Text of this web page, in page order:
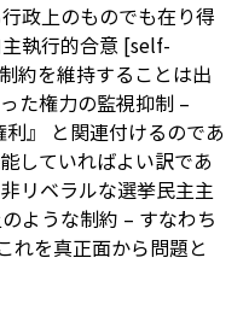
政上のものでも在り得
執行的合意 [self-
約を維持することは出
た権力の監視抑制 –
』 と関連付けるのであ
していればよい訳であ
リベラルな選挙民主主
ような制約 – すなわち
れを真正面から問題と